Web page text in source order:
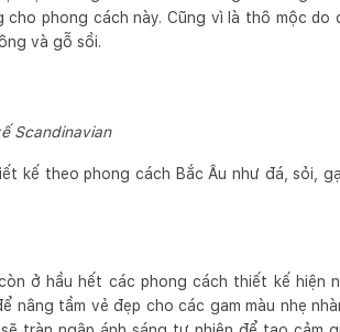
phong cách này. Cũng vì là thô mộc do
và gỗ sồi.
Scandinavian
kế theo phong cách Bắc Âu như đá, sỏi,
ở hầu hết các phong cách thiết kế hiện
nâng tầm vẻ đẹp cho các gam màu nhẹ